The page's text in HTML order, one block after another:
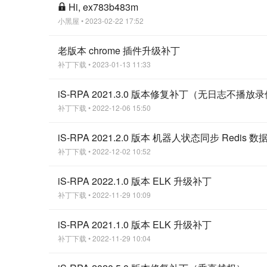
Hi, ex783b483m
小黑屋 • 2023-02-22 17:52
老版本 chrome 插件升级补丁
补丁下载 • 2023-01-13 11:33
iS-RPA 2021.3.0 版本修复补丁（无日志不播放录
补丁下载 • 2022-12-06 15:50
iS-RPA 2021.2.0 版本 机器人状态同步 Redis 数
补丁下载 • 2022-12-02 10:52
iS-RPA 2022.1.0 版本 ELK 升级补丁
补丁下载 • 2022-11-29 10:09
iS-RPA 2021.1.0 版本 ELK 升级补丁
补丁下载 • 2022-11-29 10:04